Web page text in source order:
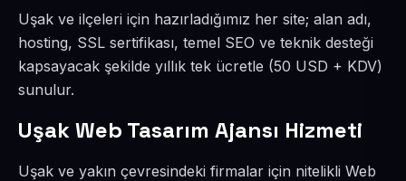
Uşak ve ilçeleri için hazırladığımız her site; alan adı,
hosting, SSL sertifikası, temel SEO ve teknik desteği
kapsayacak şekilde yıllık tek ücretle (50 USD + KDV)
sunulur.
Uşak Web Tasarım Ajansı Hizmeti
Uşak ve yakın çevresindeki firmalar için nitelikli Web